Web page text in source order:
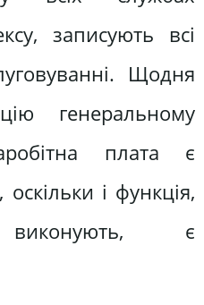
записують всі
Щодня
генеральному
плата є
і функція,
є